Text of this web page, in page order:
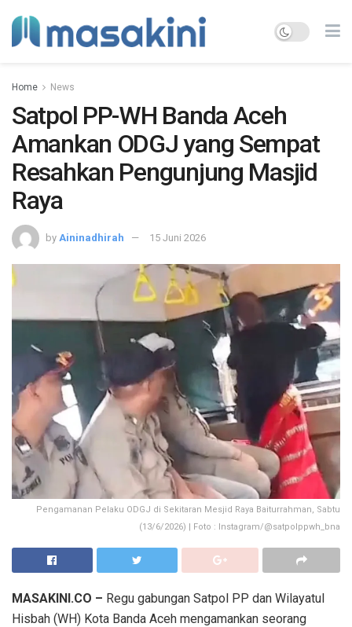
Home News
Satpol PP-WH Banda Aceh
Amankan ODGJ yang Sempat
Resahkan Pengunjung Masjid
Raya
by Aininadhirah 15 Juni 2026
Pengamanan Pelaku ODGJ di Sekitaran Mesjid Raya Baiturrahman, Sabtu
(13/6/2026) | Foto : Instagram/@satpolppwh_bna
MASAKINI.CO – Regu gabungan Satpol PP dan Wilayatul
Hisbah (WH) Kota Banda Aceh mengamankan seorang